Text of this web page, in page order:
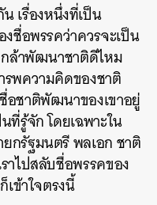
เรื่องหนึ่งที่เป็น
ชื่อพรรคว่าควรจะเป็น
กล้าพัฒนาชาติดีไหม
พความคิดของชาติ
อชาติพัฒนาของเขาอยู่
ที่รู้จัก โดยเฉพาะใน
กรัฐมนตรี พลเอก ชาติ
ไปสลับชื่อพรรคของ
เข้าใจตรงนี้